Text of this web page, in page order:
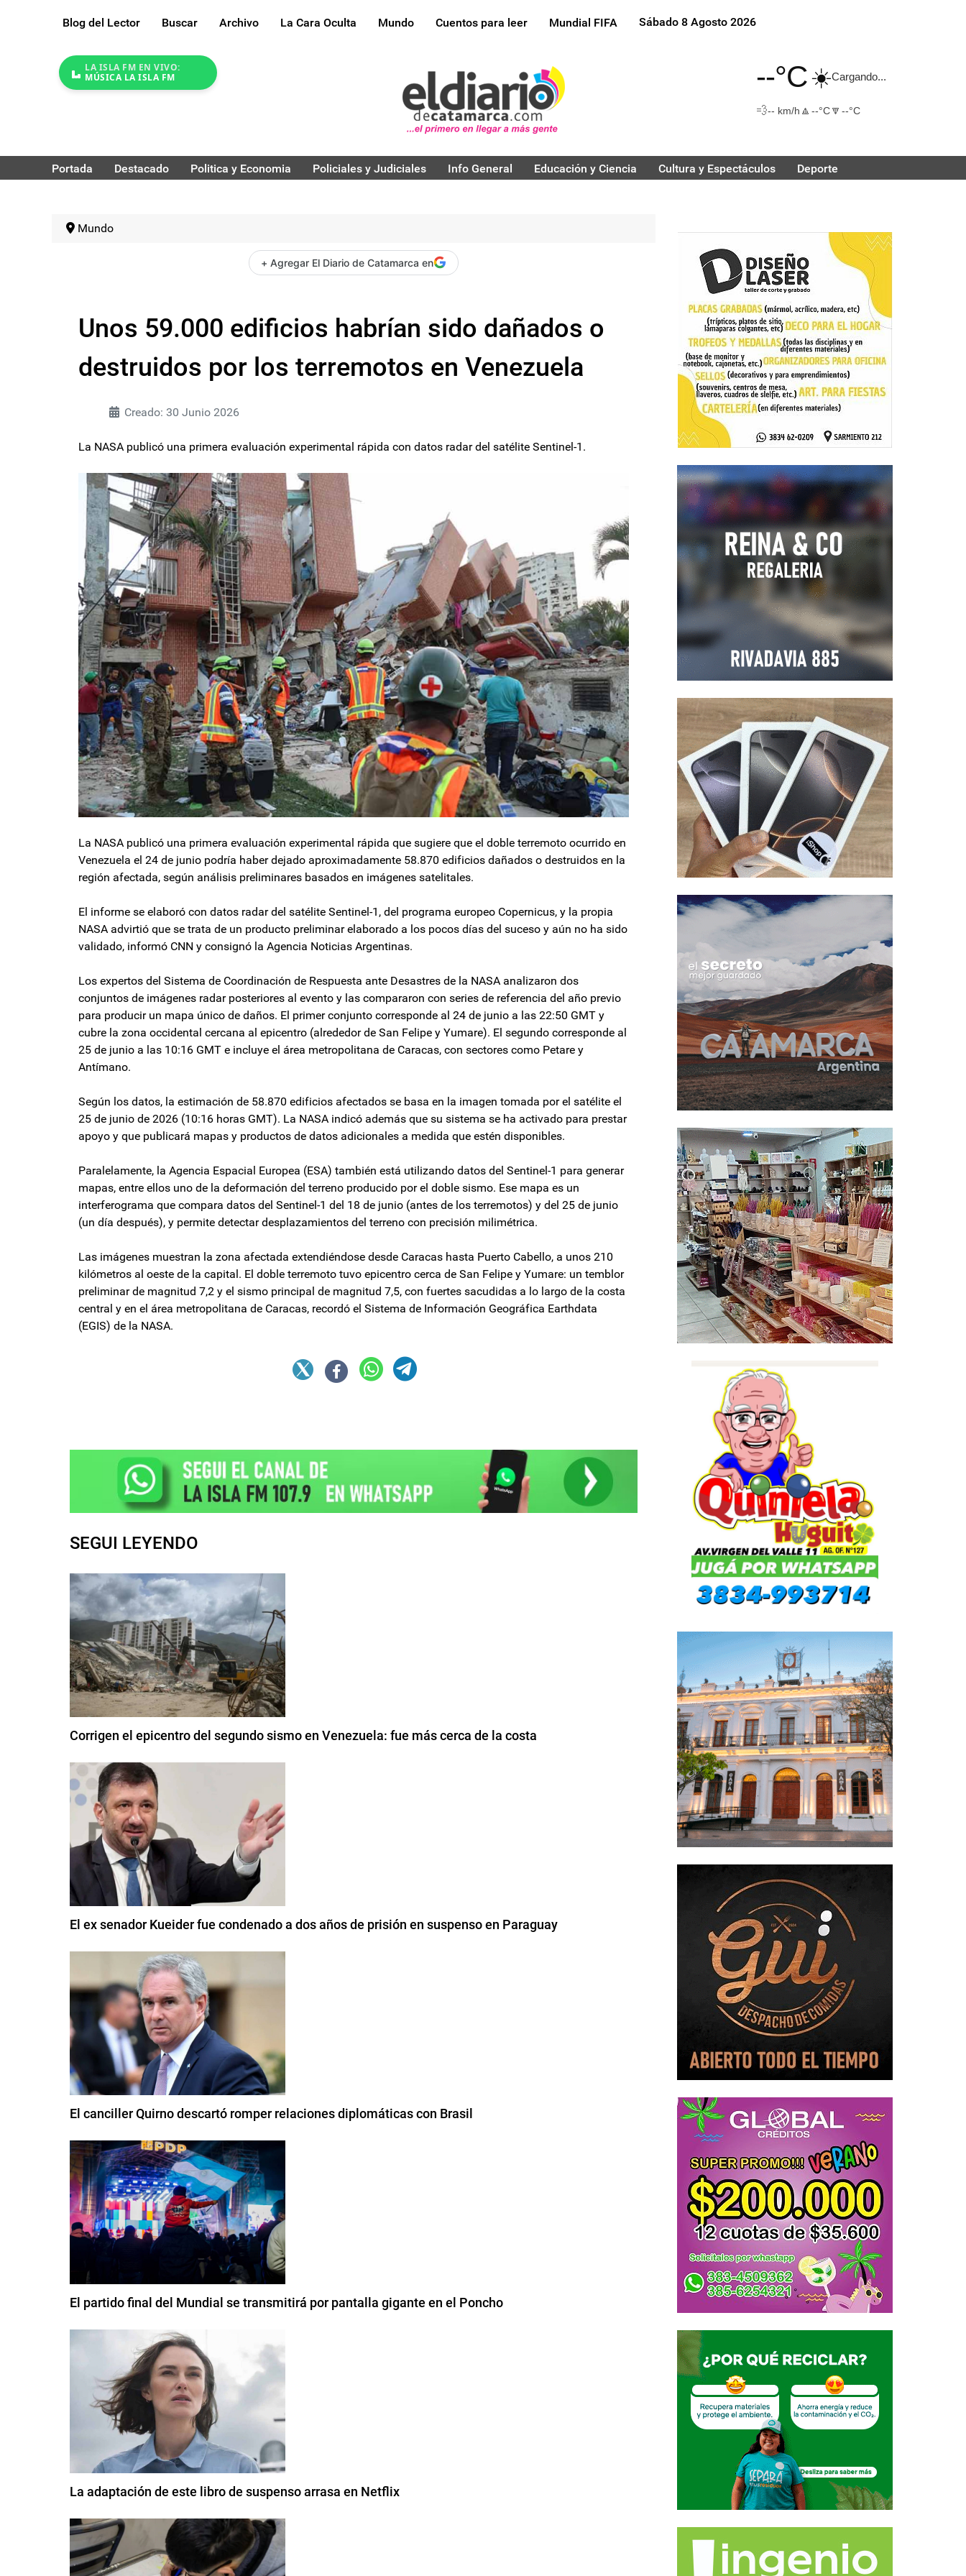
Blog del Lector Buscar Archivo La Cara Oculta Mundo Cuentos para leer Mundial FIFA Sábado 8 Agosto 2026
LA ISLA FM EN VIVO:
MÚSICA LA ISLA FM
--°C☀️Cargando...
💨-- km/h 🔼 --°C🔽 --°C
Portada Destacado Politica y Economia Policiales y Judiciales Info General Educación y Ciencia Cultura y Espectáculos Deporte
Mundo
+ Agregar El Diario de Catamarca en
Unos 59.000 edificios habrían sido dañados o
destruidos por los terremotos en Venezuela
Creado: 30 Junio 2026
La NASA publicó una primera evaluación experimental rápida con datos radar del satélite Sentinel-1.
La NASA publicó una primera evaluación experimental rápida que sugiere que el doble terremoto ocurrido en
Venezuela el 24 de junio podría haber dejado aproximadamente 58.870 edificios dañados o destruidos en la
región afectada, según análisis preliminares basados en imágenes satelitales.
El informe se elaboró con datos radar del satélite Sentinel-1, del programa europeo Copernicus, y la propia
NASA advirtió que se trata de un producto preliminar elaborado a los pocos días del suceso y aún no ha sido
validado, informó CNN y consignó la Agencia Noticias Argentinas.
Los expertos del Sistema de Coordinación de Respuesta ante Desastres de la NASA analizaron dos
conjuntos de imágenes radar posteriores al evento y las compararon con series de referencia del año previo
para producir un mapa único de daños. El primer conjunto corresponde al 24 de junio a las 22:50 GMT y
cubre la zona occidental cercana al epicentro (alrededor de San Felipe y Yumare). El segundo corresponde al
25 de junio a las 10:16 GMT e incluye el área metropolitana de Caracas, con sectores como Petare y
Antímano.
Según los datos, la estimación de 58.870 edificios afectados se basa en la imagen tomada por el satélite el
25 de junio de 2026 (10:16 horas GMT). La NASA indicó además que su sistema se ha activado para prestar
apoyo y que publicará mapas y productos de datos adicionales a medida que estén disponibles.
Paralelamente, la Agencia Espacial Europea (ESA) también está utilizando datos del Sentinel-1 para generar
mapas, entre ellos uno de la deformación del terreno producido por el doble sismo. Ese mapa es un
interferograma que compara datos del Sentinel-1 del 18 de junio (antes de los terremotos) y del 25 de junio
(un día después), y permite detectar desplazamientos del terreno con precisión milimétrica.
Las imágenes muestran la zona afectada extendiéndose desde Caracas hasta Puerto Cabello, a unos 210
kilómetros al oeste de la capital. El doble terremoto tuvo epicentro cerca de San Felipe y Yumare: un temblor
preliminar de magnitud 7,2 y el sismo principal de magnitud 7,5, con fuertes sacudidas a lo largo de la costa
central y en el área metropolitana de Caracas, recordó el Sistema de Información Geográfica Earthdata
(EGIS) de la NASA.
SEGUI LEYENDO
Corrigen el epicentro del segundo sismo en Venezuela: fue más cerca de la costa
El ex senador Kueider fue condenado a dos años de prisión en suspenso en Paraguay
El canciller Quirno descartó romper relaciones diplomáticas con Brasil
El partido final del Mundial se transmitirá por pantalla gigante en el Poncho
La adaptación de este libro de suspenso arrasa en Netflix